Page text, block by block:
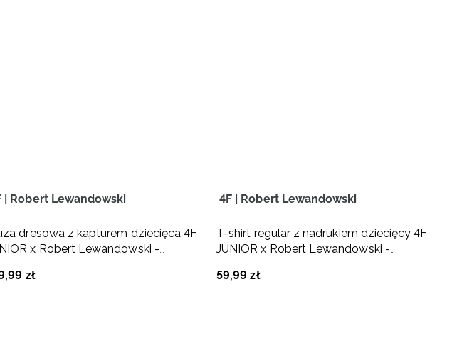
| Robert Lewandowski
dresowa z kapturem dziecięca 4F
x Robert Lewandowski -
,99 zł
4F | Robert Lewandowski
T-shirt regular z nadrukiem dziecięcy 4F
JUNIOR x Robert Lewandowski -
59,99 zł